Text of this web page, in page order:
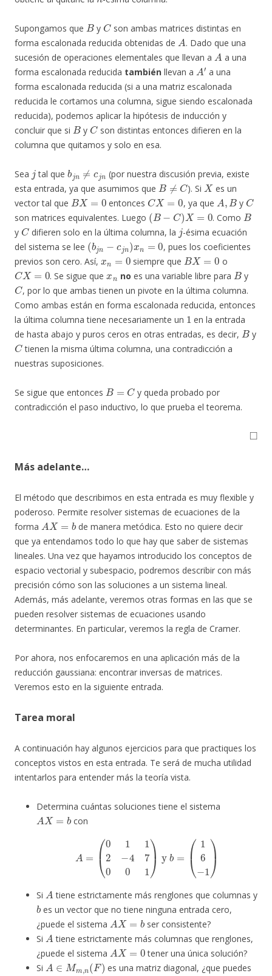
Supongamos que
B
y
C
son ambas matrices distintas en
forma escalonada reducida obtenidas de
A
. Dado que una
sucesión de operaciones elementales que llevan a
A
a una
forma escalonada reducida también llevan a
A′
a una
forma escalonada reducida (si a una matriz escalonada
reducida le cortamos una columna, sigue siendo escalonada
reducida), podemos aplicar la hipótesis de inducción y
concluir que si
B
y
C
son distintas entonces difieren en la
columna que quitamos y solo en esa.
Sea tal que
b ≠c
(por nuestra discusión previa, existe
esta entrada, ya que asumimos que
B≠C
). Si
X
es un
vector tal que
BX=0
entonces
CX= 0
, ya que
A, B
y
C
son matrices equivalentes. Luego
(B− X=0
. Como
B
y
C
difieren solo en la última columna, la
j
-ésima ecuación
del sistema se lee
(bjn−cjn)xn=0
, pues los coeficientes
previos son cero. Así,
x =0
siempre que
BX= 0
o
CX=0
. Se sigue que
x
no es una variable libre para
B
y
C
, por lo que ambas tienen un pivote en la última columna.
Como ambas están en forma escalonada reducida, entonces
la última columna tiene necesariamente un
1
en la entrada
de hasta abajo y puros ceros en otras entradas, es decir,
B
y
C
tienen la misma última columna, una contradicción a
nuestras suposiciones.
Se sigue que entonces
B=
y queda probado por
contradicción el paso inductivo, lo que prueba el teorema.
◻
Más adelante…
El método que describimos en esta entrada es muy flexible y
poderoso. Permite resolver sistemas de ecuaciones de la
forma
AX= b
de manera metódica. Esto no quiere decir
que ya entendamos todo lo que hay que saber de sistemas
lineales. Una vez que hayamos introducido los conceptos de
espacio vectorial y subespacio, podremos describir con más
precisión cómo son las soluciones a un sistema lineal.
Además, más adelante, veremos otras formas en las que se
pueden resolver sistemas de ecuaciones usando
determinantes. En particular, veremos la regla de Cramer.
Por ahora, nos enfocaremos en una aplicación más de la
reducción gaussiana: encontrar inversas de matrices.
Veremos esto en la siguiente entrada.
Tarea moral
A continuación hay algunos ejercicios para que practiques los
conceptos vistos en esta entrada. Te será de mucha utilidad
intentarlos para entender más la teoría vista.
Determina cuántas soluciones tiene el sistema
AX=b
con
011 −4 01 6 − 1)
Si
A
tiene estrictamente más renglones que columnas y
b
es un vector que no tiene ninguna entrada cero,
¿puede el sistema
AX=b
ser consistente?
Si
A
tiene estrictamente más columnas que renglones,
¿puede el sistema
AX=0
tener una única solución?
Si
A∈Mm,n(F)
es una matriz diagonal, ¿que puedes